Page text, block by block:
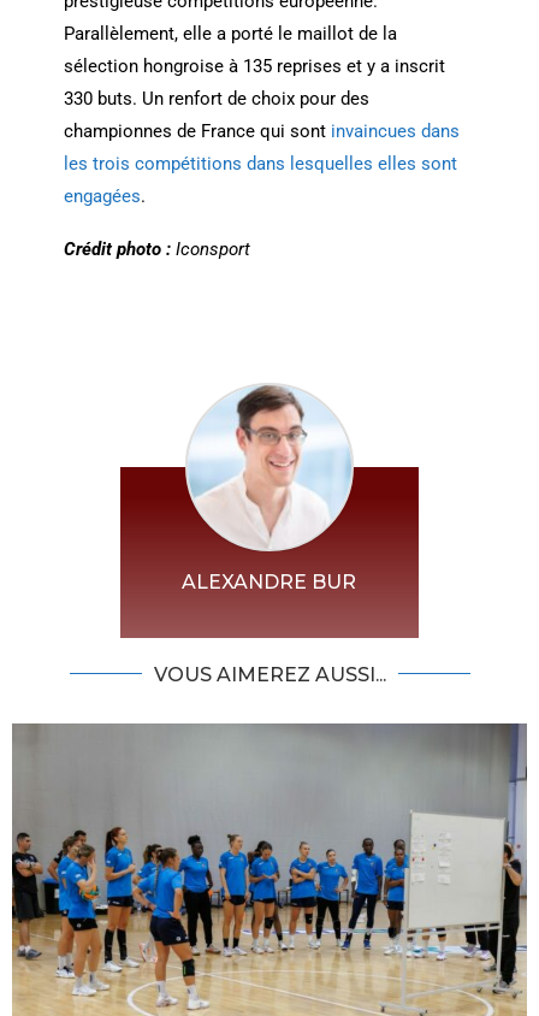
Parallèlement, elle a porté le maillot de la
sélection hongroise à 135 reprises et y a inscrit
330 buts. Un renfort de choix pour des
championnes de France qui sontinvaincues dans
les trois compétitions dans lesquelles elles sont
engagées.
Crédit photo : Iconsport
ALEXANDRE BUR
VOUS AIMEREZ AUSSI...